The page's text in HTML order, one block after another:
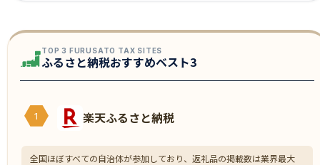
TOP 3 FURUSATO TAX SITES
ふるさと納税おすすめベスト3
1 楽天ふるさと納税
全国ほぼすべての自治体が参加しており、返礼品の掲載数は業界最大